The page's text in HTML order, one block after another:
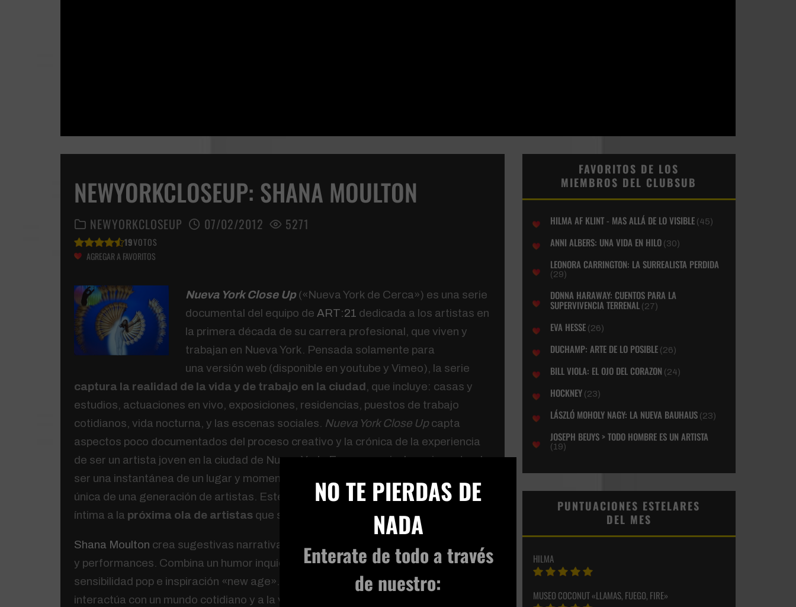
NEWYORKCLOSEUP: SHANA MOULTON
NEWYORKCLOSEUP 07/02/2012 5271
19VOTOS
AGREGAR A FAVORITOS
Nueva York Close Up («Nueva York de Cerca») es una serie
documental del equipo de ART:21 dedicada a los artistas en
la primera década de su carrera profesional, que viven y
trabajan en Nueva York. Pensada solamente para
una versión web (disponible en youtube y Vimeo), la serie
captura la realidad de la vida y de trabajo en la ciudad, que incluye: casas y
estudios, actuaciones en vivo, exposiciones, residencias, puestos de trabajo
cotidianos, vida nocturna, y las escenas sociales. Nueva York Close Upcapta
aspectos poco documentados del proceso creativo y la crónica de la experiencia
de ser un artista joven en la ciudad de Nueva York. En su esencia, la serie pretende
ser una instantánea de un lugar y momento determinados, desde la perspectiva
única de una generación de artistas. Este innovador proyecto ofrece una mirada
íntima a la próxima ola de artistasque se está gestando.
Shana Moulton crea sugestivas narrativas en sus videos
y performances. Combina un humor inquietante y retorcido, con tecnología barata,
sensibilidad pop e inspiración «new age». Moulton interpreta a un personaje que
interactúa con un mundo cotidiano y a la vez surrealista, y navega por
FAVORITOS DE LOS
MIEMBROS DEL CLUBSUB
HILMA AF KLINT - MAS ALLÁ DE LO VISIBLE (45)
ANNI ALBERS: UNA VIDA EN HILO (30)
LEONORA CARRINGTON: LA SURREALISTA PERDIDA
(29)
DONNA HARAWAY: CUENTOS PARA LA
SUPERVIVENCIA TERRENAL (27)
EVA HESSE (26)
DUCHAMP: ARTE DE LO POSIBLE (26)
BILL VIOLA: EL OJO DEL CORAZON (24)
HOCKNEY (23)
LÁSZLÓ MOHOLY NAGY: LA NUEVA BAUHAUS (23)
JOSEPH BEUYS > TODO HOMBRE ES UN ARTISTA
(19)
PUNTUACIONES ESTELARES
DEL MES
HILMA
MUSEO COCONUT «LLAMAS, FUEGO, FIRE»
NO TE PIERDAS DE
NADA
Enterate de todoa través
de nuestro: